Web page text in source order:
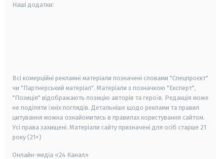
Наші додатки:
Всі комерційні рекламні матеріали позначені словами "Спецпроєкт"
чи "Партнерський матеріал". Матеріали з позначкою "Експерт",
"Позиція" відображають позицію авторів та героїв. Редакція може
не поділяти їхніх поглядів. Детальніше щодо реклами та правил
цитування можна ознайомитись в правилах користування сайтом.
Усі права захищені. Матеріали сайту призначені для осіб старше 21
року (21+)
Онлайн-медіа «24 Канал»